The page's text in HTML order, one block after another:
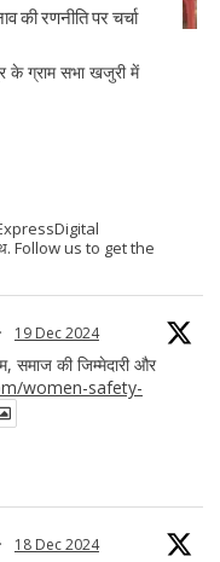
की रणनीति पर चर्चा
के ग्राम सभा खजुरी में
Follow us to get the
· 19 Dec 2024
समाज की जिम्मेदारी और
women-safety-
· 18 Dec 2024